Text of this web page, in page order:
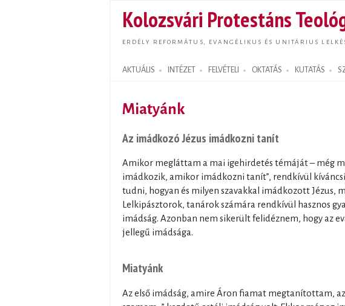
Kolozsvári Protestáns
ERDÉLY REFORMÁTUS, EVANGÉLIKUS ÉS UNITÁRIUS
AKTUÁLIS INTÉZET FELVÉTELI OKTATÁS KUTATÁS
Search form
Miatyánk
Az imádkozó Jézus imádkozni tanít
Amikor megláttam a mai igehirdetés témáját – még
imádkozik, amikor imádkozni tanít”, rendkívül
tudni, hogyan és milyen szavakkal imádkozott
Lelkipásztorok, tanárok számára rendkívül hasznos
imádság. Azonban nem sikerült felidéznem, hogy az
jellegű imádsága.
Miatyánk
Az első imádság, amire Áron fiamat megtanítottam,